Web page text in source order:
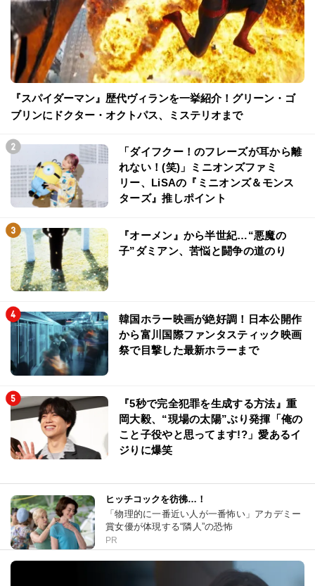
『スパイダーマン』歴代ヴィランを一挙紹介！グリーン・ゴ
ブリンにドクター・オクトパス、ミステリオまで
「ダイフクー！のフレーズが耳から離
れない！(笑)」ミニオンズファミ
リー、LiSAの『ミニオンズ＆モンス
ターズ』推しポイント
『オーメン』から半世紀…“悪魔の
子”ダミアン、苦悩と闘争の道のり
韓国ホラー映画が絶好調！日本公開作
から富川国際ファンタスティック映画
祭で目撃した最新ホラーまで
『5秒で完全犯罪を生成する方法』重
岡大毅、“現場の太陽”ぶり発揮「俺の
こと子役やと思ってます!?」愛あるイ
ジりに爆笑
ヒッチコックを彷彿…！
「物理的に一番近い人が一番怖い」アカデミー
賞女優が体現する“隣人”の恐怖
PR